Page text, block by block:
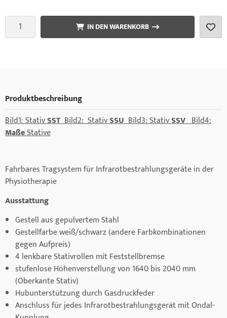
IN DEN WARENKORB
Produktbeschreibung
Bild1: StativSSTBild2: StativSSUBild3: StativSSVBild4:
MaßeStative
Fahrbares Tragsystem für Infrarotbestrahlungsgeräte in der
Physiotherapie
Ausstattung
Gestell aus gepulvertem Stahl
Gestellfarbe weiß/schwarz (andere Farbkombinationen
gegen Aufpreis)
4 lenkbare Stativrollen mit Feststellbremse
stufenlose Höhenverstellung von 1640 bis 2040 mm
(Oberkante Stativ)
Hubunterstützung durch Gasdruckfeder
Anschluss für jedes Infrarotbestrahlungsgerät mit Ondal-